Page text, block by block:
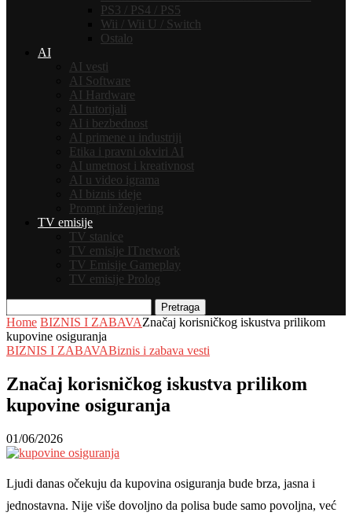
PS3 / PS4 / PS5
Wii / Wii U / Switch
Ostalo
AI
AI vesti
AI Software
AI Hardware
AI tutorijali
AI i bezbednost
AI primene u industriji
Etika i pravni okviri AI
AI umetnost i kreativnost
AI u video igrama
AI biznis ideje
Prompt inženjering
TV emisije
TV stanice
TV emisije ITnetwork
TV Emisije Gameplay
TV emisije Prolog
Pretraga
Home BIZNIS I ZABAVAZnačaj korisničkog iskustva prilikom
kupovine osiguranja
BIZNIS I ZABAVABiznis i zabava vesti
Značaj korisničkog iskustva prilikom
kupovine osiguranja
01/06/2026
Ljudi danas očekuju da kupovina osiguranja bude brza, jasna i
jednostavna. Nije više dovoljno da polisa bude samo povoljna, već